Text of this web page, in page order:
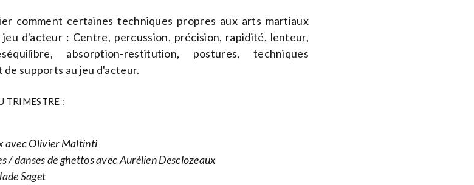
comment certaines techniques propres aux arts martiaux
d'acteur : Centre, percussion, précision, rapidité, lenteur,
absorption-restitution, postures, techniques
supports au jeu d'acteur.
TRIMESTRE :
avec Olivier Maltinti
/ danses de ghettos avec Aurélien Desclozeaux
Saget